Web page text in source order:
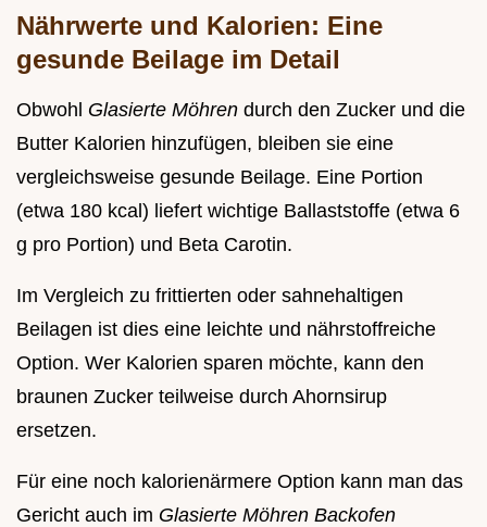
Nährwerte und Kalorien: Eine
gesunde Beilage im Detail
Obwohl Glasierte Möhren durch den Zucker und die
Butter Kalorien hinzufügen, bleiben sie eine
vergleichsweise gesunde Beilage. Eine Portion
(etwa 180 kcal) liefert wichtige Ballaststoffe (etwa 6
g pro Portion) und Beta Carotin.
Im Vergleich zu frittierten oder sahnehaltigen
Beilagen ist dies eine leichte und nährstoffreiche
Option. Wer Kalorien sparen möchte, kann den
braunen Zucker teilweise durch Ahornsirup
ersetzen.
Für eine noch kalorienärmere Option kann man das
Gericht auch im Glasierte Möhren Backofen